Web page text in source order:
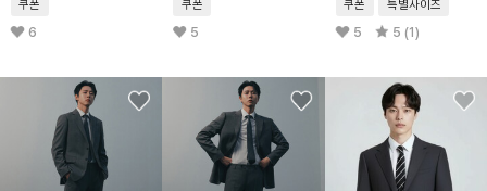
쿠폰
6
쿠폰
5
쿠폰 특별사이즈
5 5 (1)